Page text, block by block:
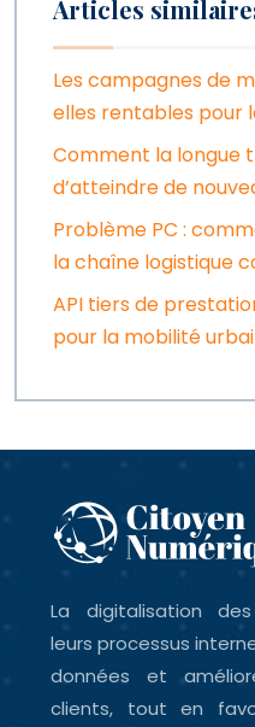
Articles
Les campagnes de
elles rentables pour
Comment la longue
d’atteindre de
Problème PC :
la chaîne logistique
API tiers de
pour la mobilité
La digitalisation
leurs processus
données et
clients, tout en